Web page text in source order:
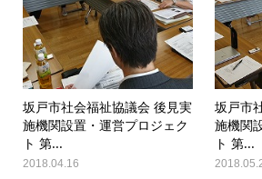
坂戸市社会福祉協議会 後見実
施機関設置・運営プロジェク
ト 第...
2018.04.16
坂戸市
施機関
ト 第...